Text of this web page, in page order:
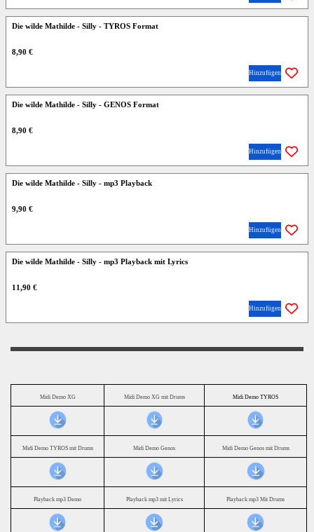
Die wilde Mathilde - Silly - TYROS Format
8,90 €
Hinzufügen
Die wilde Mathilde - Silly - GENOS Format
8,90 €
Hinzufügen
Die wilde Mathilde - Silly - mp3 Playback
9,90 €
Hinzufügen
Die wilde Mathilde - Silly - mp3 Playback mit Lyrics
11,90 €
Hinzufügen
Midi Demo XG Midi Demo XG mit Drums Midi Demo TYROS
Midi Demo TYROS mit Drums Midi Demo Genos Midi Demo Genos mit Drums
Playback mp3 Demo Playback mp3 mit Lyrics Playback mp3 Mit Drums